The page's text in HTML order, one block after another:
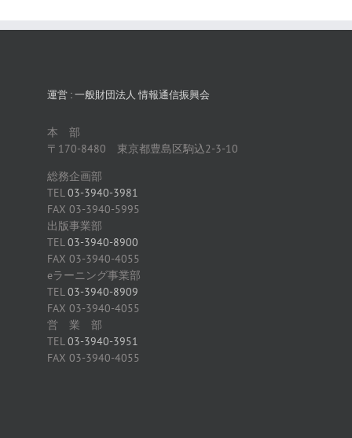
運営 : 一般財団法人 情報通信振興会
本 部
〒170-8480 東京都豊島区駒込2-3-10
総務企画部
TEL03-3940-3981
FAX 03-3940-5995
出版事業部
TEL03-3940-8900
FAX 03-3940-4055
eラーニング事業部
TEL03-3940-8909
FAX 03-3940-4055
営 業 部
TEL03-3940-3951
FAX 03-3940-4055